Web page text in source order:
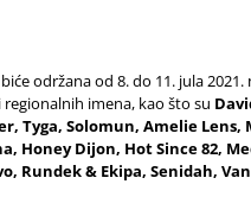
održana od 8. do 11. jula
imena, kao što su
Tyga, Solomun, Amelie Lens,
Honey Dijon, Hot Since 82,
Rundek & Ekipa, Senidah,